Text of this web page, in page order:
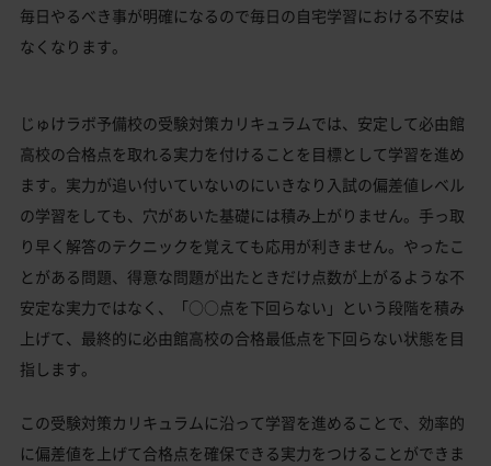
毎日やるべき事が明確になるので毎日の自宅学習における不安は
なくなります。
じゅけラボ予備校の受験対策カリキュラムでは、安定して必由館
高校の合格点を取れる実力を付けることを目標として学習を進め
ます。実力が追い付いていないのにいきなり入試の偏差値レベル
の学習をしても、穴があいた基礎には積み上がりません。手っ取
り早く解答のテクニックを覚えても応用が利きません。やったこ
とがある問題、得意な問題が出たときだけ点数が上がるような不
安定な実力ではなく、「○○点を下回らない」という段階を積み
上げて、最終的に必由館高校の合格最低点を下回らない状態を目
指します。
この受験対策カリキュラムに沿って学習を進めることで、効率的
に偏差値を上げて合格点を確保できる実力をつけることができま